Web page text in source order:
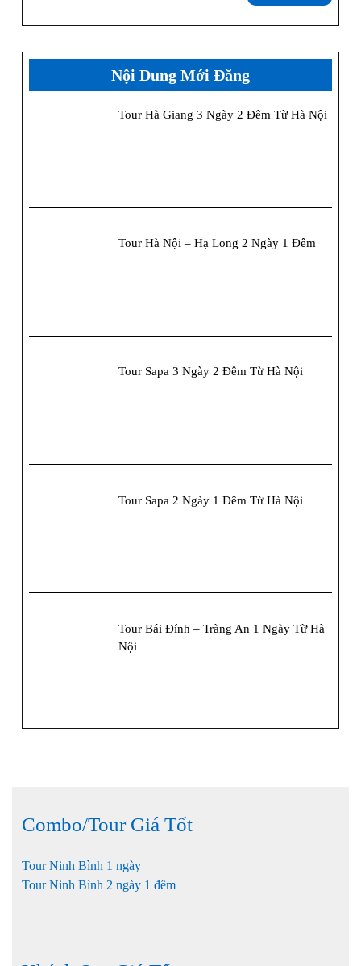
Cực
Đẹp,
thêm
Nội Dung Mới Đăng
Tour Hà Giang 3 Ngày 2 Đêm Từ Hà Nội
Tour Hà Nội – Hạ Long 2 Ngày 1 Đêm
Tour Sapa 3 Ngày 2 Đêm Từ Hà Nội
Tour Sapa 2 Ngày 1 Đêm Từ Hà Nội
Tour Bái Đính – Tràng An 1 Ngày Từ Hà
Nội
Combo/Tour Giá Tốt
Tour Ninh Bình 1 ngày
Tour Ninh Bình 2 ngày 1 đêm